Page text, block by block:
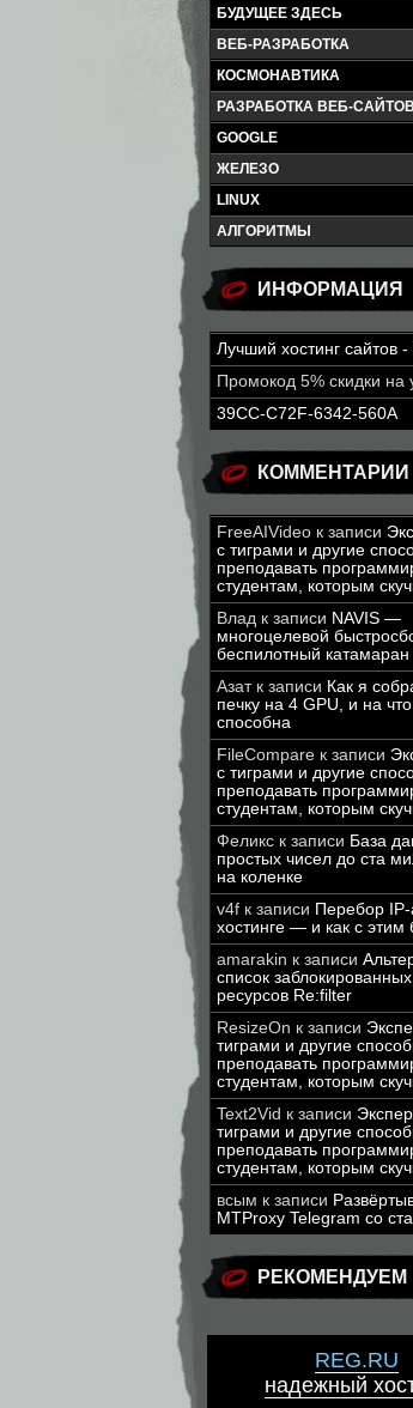
БУДУЩЕЕ ЗДЕСЬ
ВЕБ-РАЗРАБОТКА
КОСМОНАВТИКА
РАЗРАБОТКА ВЕБ-САЙТОВ
GOOGLE
ЖЕЛЕЗО
LINUX
АЛГОРИТМЫ
ИНФОРМАЦИЯ
Лучший хостинг сайтов -
Промокод 5% скидки на
39CC-C72F-6342-560A
КОММЕНТАРИИ
FreeAIVideo к записи
с тиграми и другие
преподавать
студентам, которым
Влад к записи NAVIS —
многоцелевой
беспилотный катамаран
Азатк записи Как я
печку на 4 GPU, и на
способна
FileCompare к записи
с тиграми и другие
преподавать
студентам, которым
Феликс к записи База
простых чисел до ста
на коленке
v4f к записи Перебор
хостинге — и как с этим
amarakin к записи
список
ресурсов Re:filter
ResizeOn к записи
тиграми и другие
преподавать
студентам, которым
Text2Vid к записи
тиграми и другие
преподавать
студентам, которым
всым к записи
MTProxy Telegram со
РЕКОМЕНДУЕМ
REG.RU
надежный